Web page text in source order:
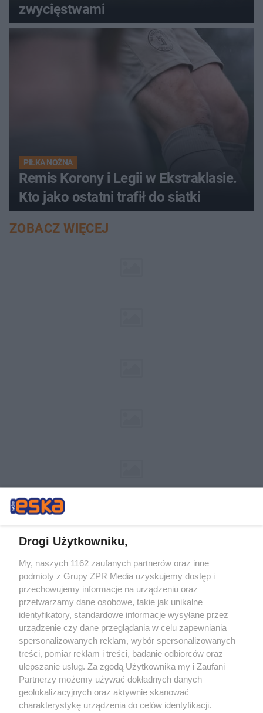
zwycięstwami
PIŁKA NOŻNA
Remis Korony i Legii w Ekstraklasie.
Kto jako ostatni trafił do siatki
ZOBACZ WIĘCEJ
Żaden utwór zamieszczony w serwisie nie może być powielany i
rozpowszechniany lub dalej rozpowszechniany w jakikolwiek sposób (w
tym także elektroniczny lub mechaniczny) na jakimkolwiek polu
eksploatacji w jakiejkolwiek formie, włącznie z umieszczaniem w
Internecie bez pisemnej zgody właściciela praw. Jakiekolwiek użycie lub
wykorzystanie utworów w całości lub w części z naruszeniem prawa,
tzn. bez właściwej zgody, jest zabronione pod groźbą kary i może być
ścigane prawnie.
Drogi Użytkowniku,
My, naszych 1162 zaufanych partnerów oraz inne
podmioty z Grupy ZPR Media uzyskujemy dostęp i
przechowujemy informacje na urządzeniu oraz
przetwarzamy dane osobowe, takie jak unikalne
identyfikatory, standardowe informacje wysyłane przez
urządzenie czy dane przeglądania w celu zapewniania
spersonalizowanych reklam, wybór spersonalizowanych
treści, pomiar reklam i treści, badanie odbiorców oraz
ulepszanie usług. Za zgodą Użytkownika my i Zaufani
Partnerzy możemy używać dokładnych danych
geolokalizacyjnych oraz aktywnie skanować
charakterystykę urządzenia do celów identyfikacji.